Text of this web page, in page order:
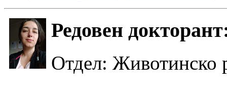
Редовен
Oтдел: Животинско